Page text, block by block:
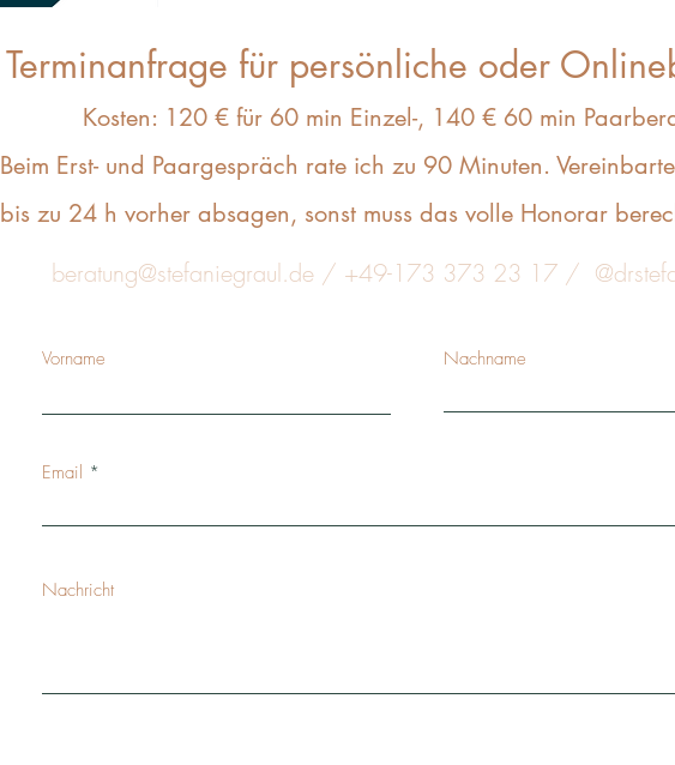
Terminanfrage für persönliche oder
Kosten: 120 € für 60 min Einzel-, 140 € 60 min
Beim Erst- und Paargespräch rate ich zu 90 Minuten.
bis zu 24 h vorher absagen, sonst muss das volle Honorar
beratung@stefaniegraul.de / +49-173 373 23 17 /
Vorname Nachname
Email
Nachricht